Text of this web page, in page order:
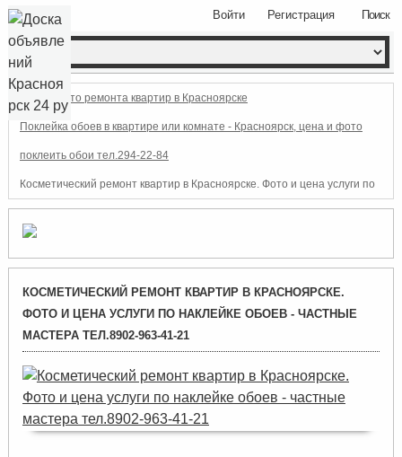
Поиск
Войти Регистрация
Фото ремонта квартир в Красноярске
Поклейка обоев в квартире или комнате - Красноярск, цена и фото
поклеить обои тел.294-22-84
Косметический ремонт квартир в Красноярске. Фото и цена услуги по
наклейке обоев - частные мастера тел.8902-963-41-21
КОСМЕТИЧЕСКИЙ РЕМОНТ КВАРТИР В КРАСНОЯРСКЕ.
ФОТО И ЦЕНА УСЛУГИ ПО НАКЛЕЙКЕ ОБОЕВ - ЧАСТНЫЕ
МАСТЕРА ТЕЛ.8902-963-41-21